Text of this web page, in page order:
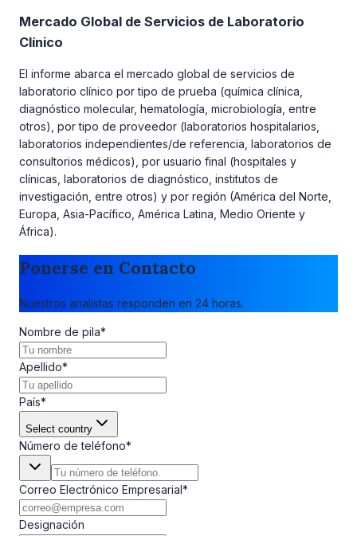
Mercado Global de Servicios de Laboratorio
Clínico
El informe abarca el mercado global de servicios de
laboratorio clínico por tipo de prueba (química clínica,
diagnóstico molecular, hematología, microbiología, entre
otros), por tipo de proveedor (laboratorios hospitalarios,
laboratorios independientes/de referencia, laboratorios de
consultorios médicos), por usuario final (hospitales y
clínicas, laboratorios de diagnóstico, institutos de
investigación, entre otros) y por región (América del Norte,
Europa, Asia-Pacífico, América Latina, Medio Oriente y
África).
Ponerse en Contacto
Nuestros analistas responden en 24 horas.
Nombre de pila*
Apellido*
País*
Select country
Número de teléfono*
Correo Electrónico Empresarial*
Designación